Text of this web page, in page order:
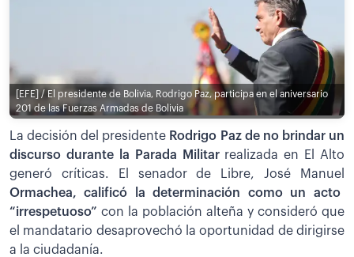
[EFE] / El presidente de Bolivia, Rodrigo Paz, participa en el aniversario
201 de las Fuerzas Armadas de Bolivia
La decisión del presidente Rodrigo Paz de no brindar un
discurso durante la Parada Militar realizada en El Alto
generó críticas. El senador de Libre, José Manuel
Ormachea, calificó la determinación como un acto
“irrespetuoso” con la población alteña y consideró que
el mandatario desaprovechó la oportunidad de dirigirse
a la ciudadanía.